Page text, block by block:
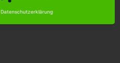
Datenschutzerklärung